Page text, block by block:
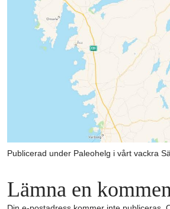
Publicerad under Paleohelg i vårt vackra
Lämna en